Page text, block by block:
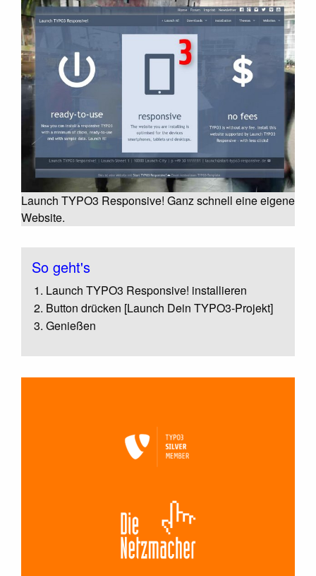
Launch TYPO3 Responsive! Ganz schnell eine eigene
Website.
So geht's
Launch TYPO3 Responsive! installieren
Button drücken [Launch Dein TYPO3-Projekt]
Genießen